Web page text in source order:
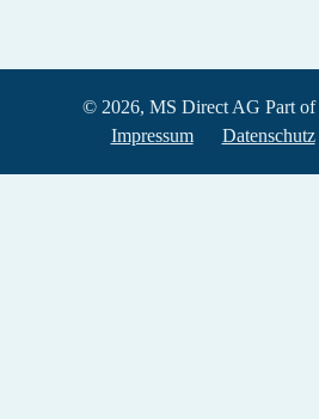
© 2026, MS Direct AG Part of
Impressum
Datenschutz